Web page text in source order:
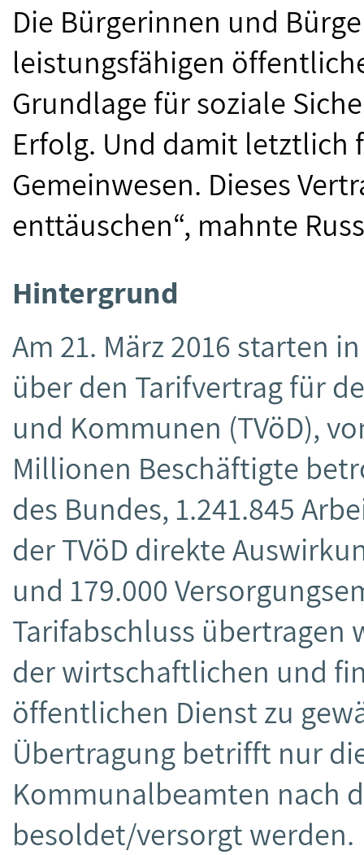
Die Bürgerinnen und
leistungsfähigen
Grundlage für soziale
Erfolg. Und damit
Gemeinwesen. Dieses
enttäuschen“, mahnte
Hintergrund
Am 21. März 2016 starten
über den Tarifvertrag für
und Kommunen (TVöD),
Millionen Beschäftigte
des Bundes, 1.241.845
der TVöD direkte
und 179.000
Tarifabschluss übertragen
der wirtschaftlichen und
öffentlichen Dienst zu
Übertragung betrifft nur
Kommunalbeamten nach
besoldet/versorgt werden.